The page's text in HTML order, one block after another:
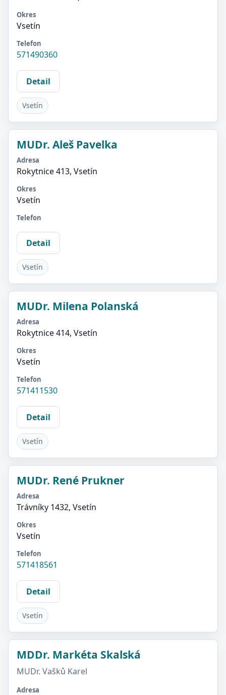
Okres
Vsetín
Telefon
571490360
Detail
Vsetín
MUDr. Aleš Pavelka
Adresa
Rokytnice 413, Vsetín
Okres
Vsetín
Telefon
Detail
Vsetín
MUDr. Milena Polanská
Adresa
Rokytnice 414, Vsetín
Okres
Vsetín
Telefon
571411530
Detail
Vsetín
MUDr. René Prukner
Adresa
Trávníky 1432, Vsetín
Okres
Vsetín
Telefon
571418561
Detail
Vsetín
MDDr. Markéta Skalská
MUDr. Vašků Karel
Adresa